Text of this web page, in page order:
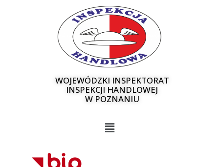
WOJEWÓDZKI INSPEKTORAT
INSPEKCJI HANDLOWEJ
W POZNANIU